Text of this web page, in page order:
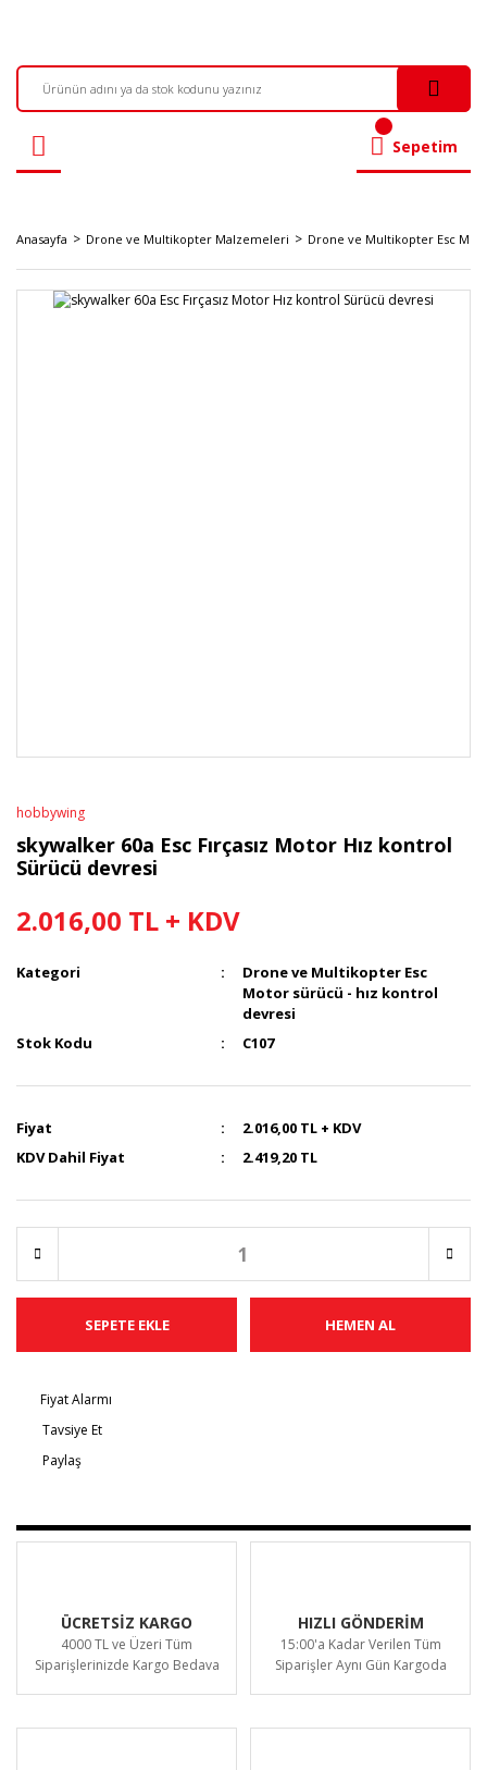
Sepetim
Anasayfa Drone ve Multikopter Malzemeleri Drone ve Multikopter Esc
hobbywing
skywalker 60a Esc Fırçasız Motor Hız kontrol
Sürücü devresi
2.016,00 TL + KDV
Kategori
Drone ve Multikopter Esc
Motor sürücü - hız kontrol
devresi
Stok Kodu
C107
Fiyat
2.016,00 TL + KDV
KDV Dahil Fiyat
2.419,20 TL
SEPETE EKLE HEMEN AL
Fiyat Alarmı
Tavsiye Et
Paylaş
ÜCRETSİZ KARGO
4000 TL ve Üzeri Tüm
Siparişlerinizde Kargo Bedava
HIZLI GÖNDERİM
15:00'a Kadar Verilen Tüm
Siparişler Aynı Gün Kargoda